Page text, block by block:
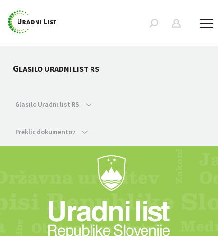
GLASILO URADNI LIST RS
Glasilo Uradni list RS
Preklic dokumentov